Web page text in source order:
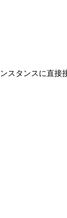
スタンスに直